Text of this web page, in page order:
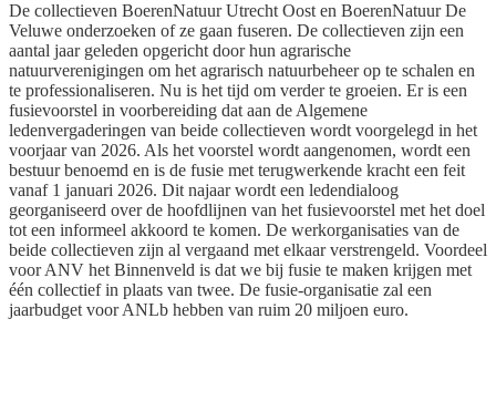
De collectieven BoerenNatuur Utrecht Oost en BoerenNatuur De
Veluwe onderzoeken of ze gaan fuseren. De collectieven zijn een
aantal jaar geleden opgericht door hun agrarische
natuurverenigingen om het agrarisch natuurbeheer op te schalen en
te professionaliseren. Nu is het tijd om verder te groeien. Er is een
fusievoorstel in voorbereiding dat aan de Algemene
ledenvergaderingen van beide collectieven wordt voorgelegd in het
voorjaar van 2026. Als het voorstel wordt aangenomen, wordt een
bestuur benoemd en is de fusie met terugwerkende kracht een feit
vanaf 1 januari 2026. Dit najaar wordt een ledendialoog
georganiseerd over de hoofdlijnen van het fusievoorstel met het doel
tot een informeel akkoord te komen. De werkorganisaties van de
beide collectieven zijn al vergaand met elkaar verstrengeld. Voordeel
voor ANV het Binnenveld is dat we bij fusie te maken krijgen met
één collectief in plaats van twee. De fusie-organisatie zal een
jaarbudget voor ANLb hebben van ruim 20 miljoen euro.